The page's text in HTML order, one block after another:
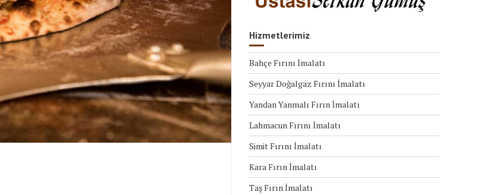
Hizmetlerimiz
Bahçe Fırını İmalatı
Seyyar Doğalgaz Fırını İmalatı
Yandan Yanmalı Fırın İmalatı
Lahmacun Fırını İmalatı
Simit Fırını İmalatı
Kara Fırın İmalatı
Taş Fırın İmalatı